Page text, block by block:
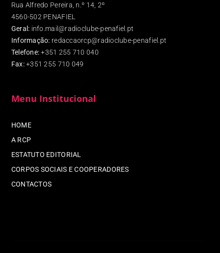
Rua Alfredo Pereira, n.º 14, 2º
4560-502 PENAFIEL
Geral: info.mail@radioclube-penafiel.pt
Informação: redaccaorcp@radioclube-penafiel.pt
Telefone: +351 255 710 040
Fax:+351 255 710 049
Menu Institucional
HOME
A RCP
ESTATUTO EDITORIAL
CORPOS SOCIAIS E COOPERADORES
CONTACTOS